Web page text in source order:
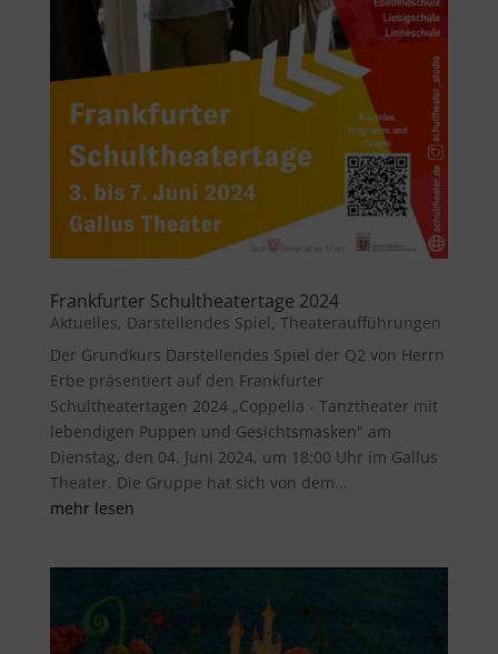
Frankfurter Schultheatertage 2024
Aktuelles, Darstellendes Spiel, Theateraufführungen
Der Grundkurs Darstellendes Spiel der Q2 von Herrn
Erbe präsentiert auf den Frankfurter
Schultheatertagen 2024 „Coppelia - Tanztheater mit
lebendigen Puppen und Gesichtsmasken" am
Dienstag, den 04. Juni 2024, um 18:00 Uhr im Gallus
Theater. Die Gruppe hat sich von dem...
mehr lesen